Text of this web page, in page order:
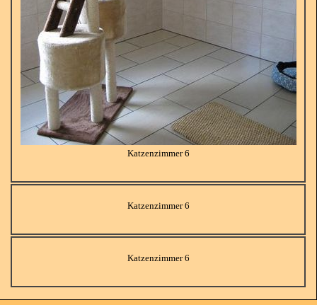
Katzenzimmer 6
Katzenzimmer 6
Katzenzimmer 6